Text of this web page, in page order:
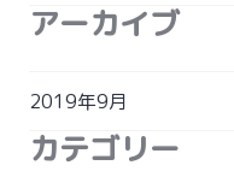
アーカイブ
2019年9月
カテゴリー